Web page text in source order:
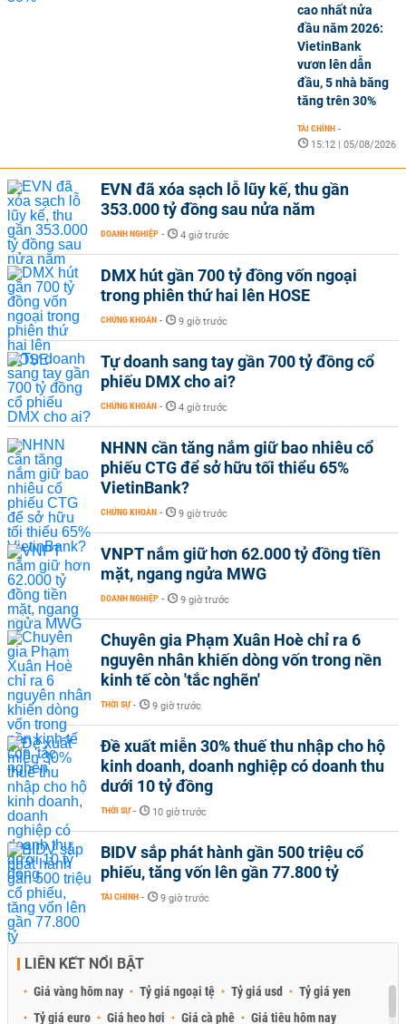
cao nhất nửa
đầu năm 2026:
VietinBank
vươn lên dẫn
đầu, 5 nhà băng
tăng trên 30%
TÀI CHÍNH -
15:12 | 05/08/2026
EVN đã xóa sạch lỗ lũy kế, thu gần
353.000 tỷ đồng sau nửa năm
DOANH NGHIỆP - 4 giờ trước
DMX hút gần 700 tỷ đồng vốn ngoại
trong phiên thứ hai lên HOSE
CHỨNG KHOÁN - 9 giờ trước
Tự doanh sang tay gần 700 tỷ đồng cổ
phiếu DMX cho ai?
CHỨNG KHOÁN - 4 giờ trước
NHNN cần tăng nắm giữ bao nhiêu cổ
phiếu CTG để sở hữu tối thiểu 65%
VietinBank?
CHỨNG KHOÁN - 9 giờ trước
VNPT nắm giữ hơn 62.000 tỷ đồng tiền
mặt, ngang ngửa MWG
DOANH NGHIỆP - 9 giờ trước
Chuyên gia Phạm Xuân Hoè chỉ ra 6
nguyên nhân khiến dòng vốn trong nền
kinh tế còn 'tắc nghẽn'
THỜI SỰ - 9 giờ trước
Đề xuất miễn 30% thuế thu nhập cho hộ
kinh doanh, doanh nghiệp có doanh thu
dưới 10 tỷ đồng
THỜI SỰ - 10 giờ trước
BIDV sắp phát hành gần 500 triệu cổ
phiếu, tăng vốn lên gần 77.800 tỷ
TÀI CHÍNH - 9 giờ trước
LIÊN KẾT NỔI BẬT
Giá vàng hôm nay Tỷ giá ngoại tệ Tỷ giá usd
Tỷ giá yen
Tỷ giá euro
Giá heo hơi Giá cà phê Giá tiêu hôm nay